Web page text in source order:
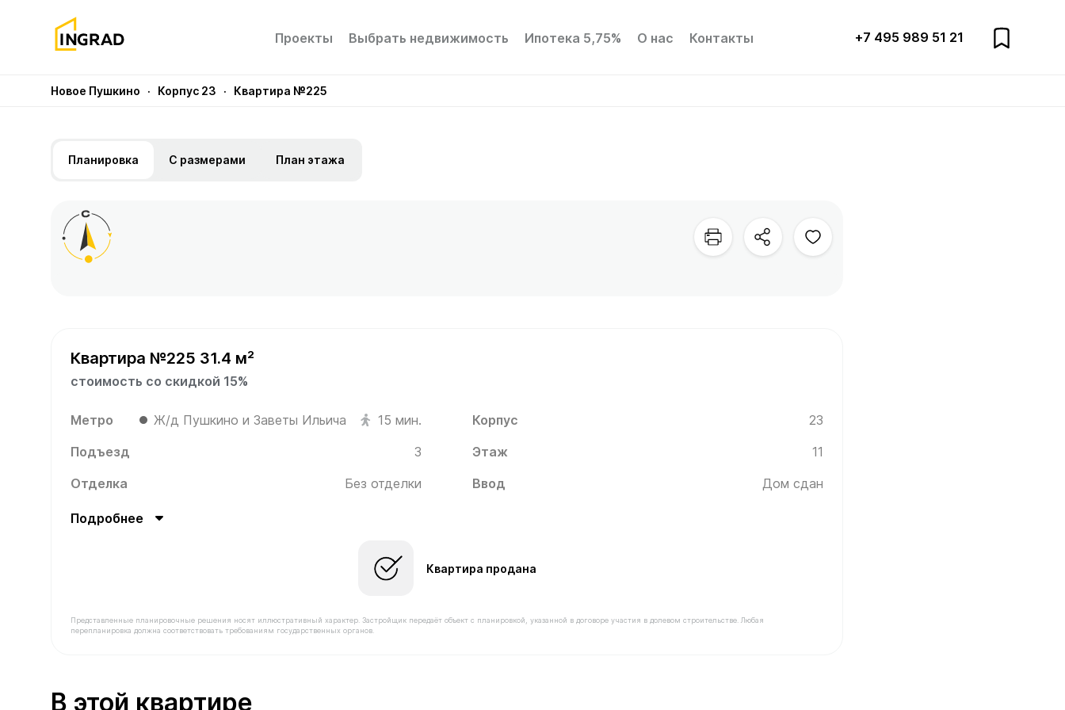
Проекты Выбрать недвижимость Ипотека 5,75% О нас Контакты +7 495 989 51 21
Новое Пушкино · Корпус 23 · Квартира №225
Планировка С размерами План этажа
Квартира №225 31.4 м²
стоимость со скидкой 15%
Метро Ж/д Пушкино и Заветы Ильича 15 мин. Корпус 23
Подъезд 3 Этаж
11
Отделка
Без отделки Ввод Дом сдан
Подробнее
Квартира продана
Представленные планировочные решения носят иллюстративный характер. Застройщик передаёт объект с планировкой, указанной в договоре участия в долевом строительстве. Любая
перепланировка должна соответствовать требованиям государственных органов.
В этой квартире